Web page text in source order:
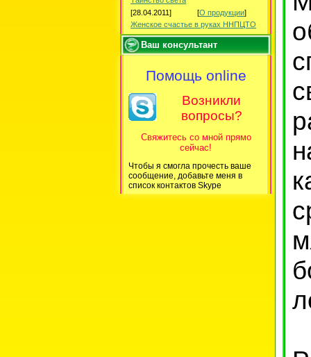
[28.04.2011]
[О продукции]
Женское счастье в руках ННПЦТО
Ваш консультант
Помощь online
Возникли
вопросы?
Свяжитесь со мной прямо
сейчас!
Чтобы я смогла прочесть ваше
сообщение, добавьте меня в
список контактов Skype